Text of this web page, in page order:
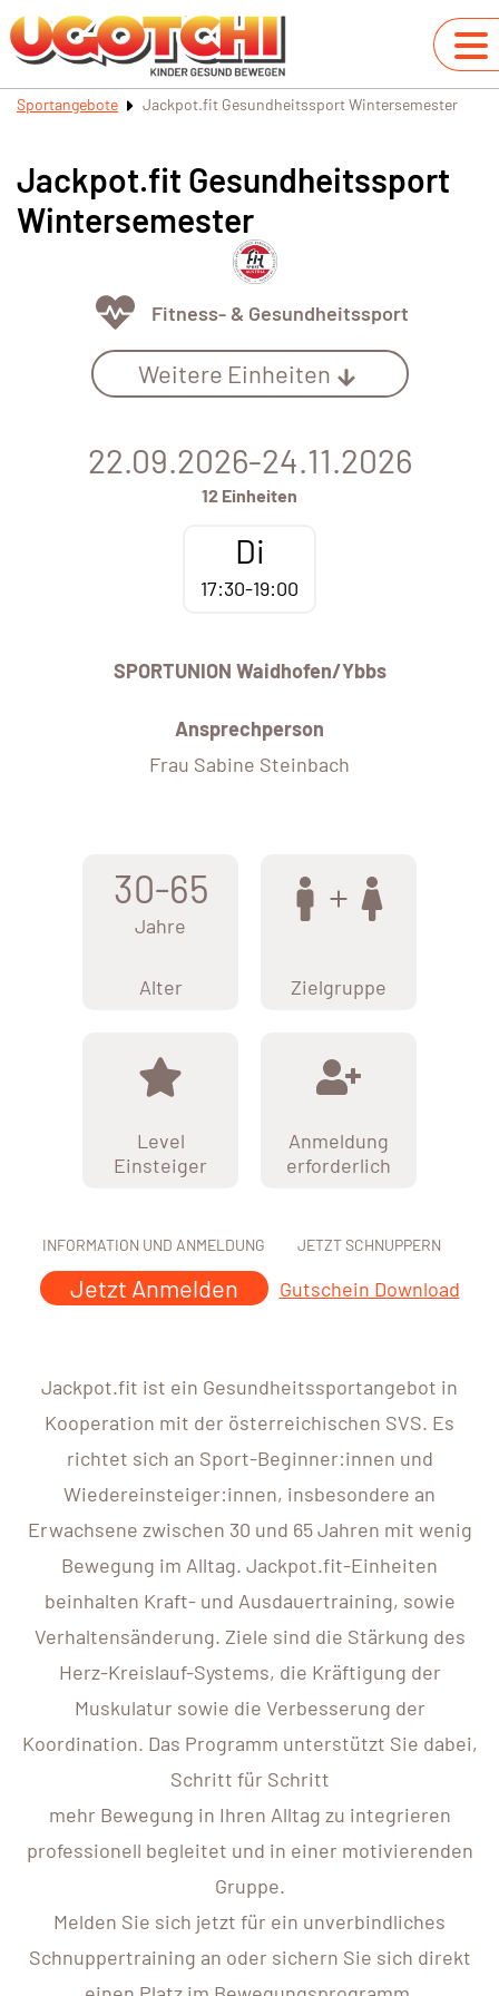
Sportangebote Jackpot.fit Gesundheitssport Wintersemester
Jackpot.fit Gesundheitssport
Wintersemester
Fitness- & Gesundheitssport
Weitere Einheiten
22.09.2026-24.11.2026
12 Einheiten
Di
17:30-19:00
SPORTUNION Waidhofen/Ybbs
Ansprechperson
Frau Sabine Steinbach
30-65
Jahre
Alter Zielgruppe
Level
Einsteiger
Anmeldung
erforderlich
INFORMATION UND ANMELDUNG
Jetzt Anmelden
JETZT SCHNUPPERN
Gutschein Download
Jackpot.fit ist ein Gesundheitssportangebot in
Kooperation mit der österreichischen SVS. Es
richtet sich an Sport-Beginner:innen und
Wiedereinsteiger:innen, insbesondere an
Erwachsene zwischen 30 und 65 Jahren mit wenig
Bewegung im Alltag. Jackpot.fit-Einheiten
beinhalten Kraft- und Ausdauertraining, sowie
Verhaltensänderung. Ziele sind die Stärkung des
Herz-Kreislauf-Systems, die Kräftigung der
Muskulatur sowie die Verbesserung der
Koordination. Das Programm unterstützt Sie dabei,
Schritt für Schritt
mehr Bewegung in Ihren Alltag zu integrieren
professionell begleitet und in einer motivierenden
Gruppe.
Melden Sie sich jetzt für ein unverbindliches
Schnuppertraining an oder sichern Sie sich direkt